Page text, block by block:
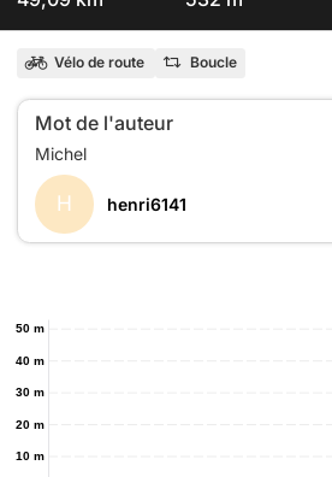
Vélo de route Boucle
Mot de l'auteur
H henri6141
10 m
20 m
30 m
40 m
50 m